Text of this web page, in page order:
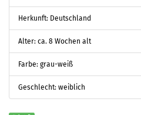
Herkunft: Deutschland
Alter: ca. 8 Wochen alt
Farbe: grau-weiß
Geschlecht: weiblich